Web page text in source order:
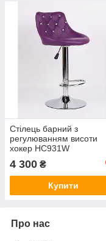
Стілець барний з
регулюванням висоти
хокер HC931W
Фіолетовий зі стразами
4 300 ₴
Купити
Про нас